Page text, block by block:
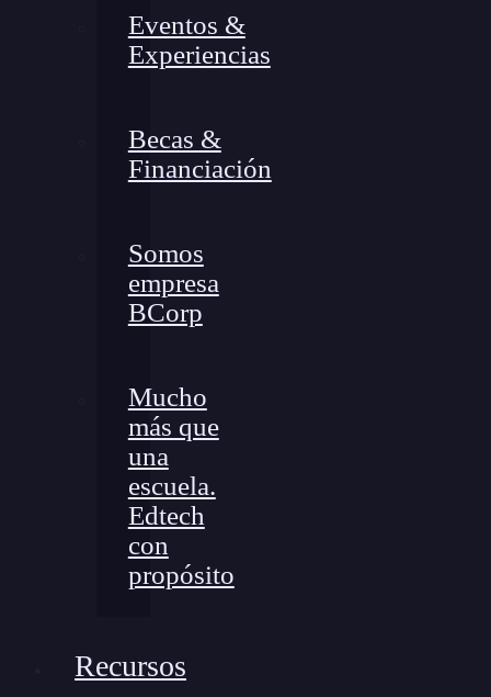
Eventos &
Experiencias
Becas &
Financiación
Somos
empresa
BCorp
Mucho
más que
una
escuela.
Edtech
con
propósito
Recursos